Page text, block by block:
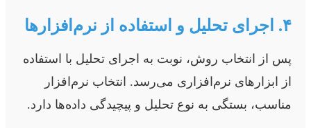
۴. اجرای تحلیل و استفاده از نرم‌افزارها
پس از انتخاب روش، نوبت به اجرای تحلیل با استفاده
از ابزارهای نرم‌افزاری می‌رسد. انتخاب نرم‌افزار
مناسب، بستگی به نوع تحلیل و پیچیدگی داده‌ها دارد.